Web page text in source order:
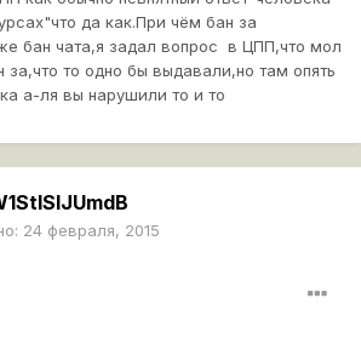
да как.При чём бан за
бан чата,я задал вопрос в ЦПП,что мол
за,что то одно бы выдавали,но там опять
а-ля вы нарушили то и то
24 февраля, 2015